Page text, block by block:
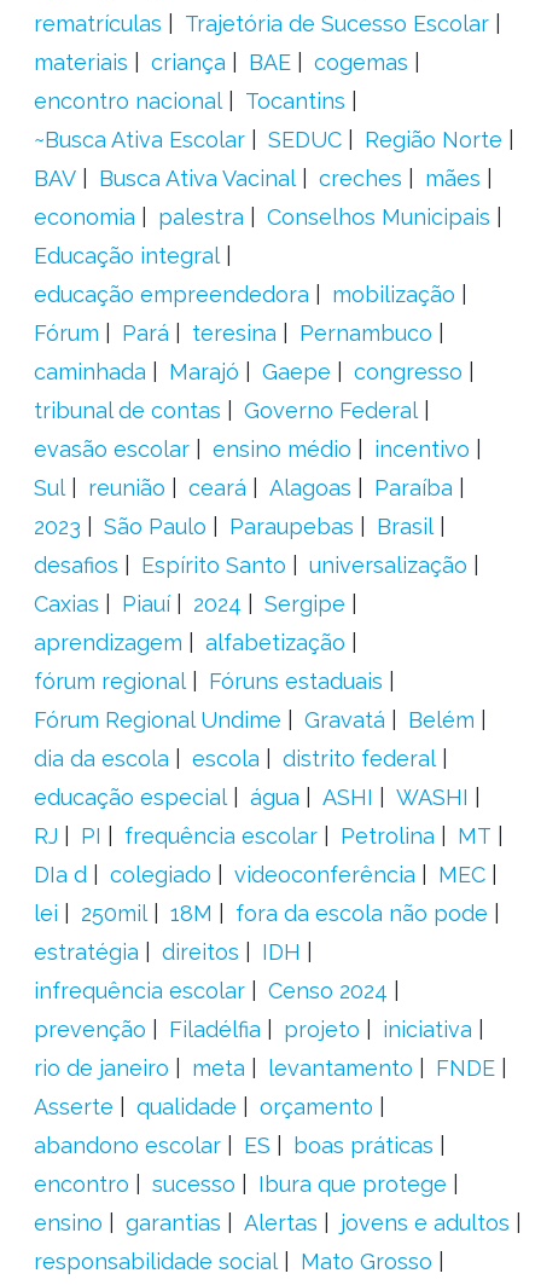
rematrículas
Trajetória de Sucesso Escolar
materiais
criança BAE
cogemas
encontro nacional
Tocantins
~Busca Ativa Escolar
SEDUC
Região Norte
BAV
Busca Ativa Vacinal creches
mães
economia
palestra
Conselhos Municipais
Educação integral
educação empreendedora
mobilização
Fórum
Pará teresina
Pernambuco
caminhada
Marajó Gaepe
congresso
tribunal de contas
Governo Federal
evasão escolar
ensino médio
incentivo
Sul
reunião ceará Alagoas
Paraíba
2023
São Paulo Paraupebas
Brasil
desafios
Espírito Santo
universalização
Caxias
Piauí 2024
Sergipe
aprendizagem
alfabetização
fórum regional
Fóruns estaduais
Fórum Regional Undime
Gravatá
Belém
dia da escola
escola
distrito federal
educação especial
água ASHI
WASHI
RJ
PI frequência escolar Petrolina
MT
DIa d
colegiado videoconferência
MEC
lei
250mil 18M
fora da escola não pode
estratégia
direitos
IDH
infrequência escolar
Censo 2024
prevenção
Filadélfia projeto
iniciativa
rio de janeiro
meta levantamento
FNDE
Asserte
qualidade
orçamento
abandono escolar
ES
boas práticas
encontro
sucesso
Ibura que protege
ensino
garantias Alertas
jovens e adultos
responsabilidade social
Mato Grosso